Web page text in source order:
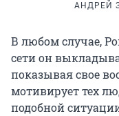
АНДРЕЙ
В любом случае,
сети он
показывая свое
мотивирует тех
подобной